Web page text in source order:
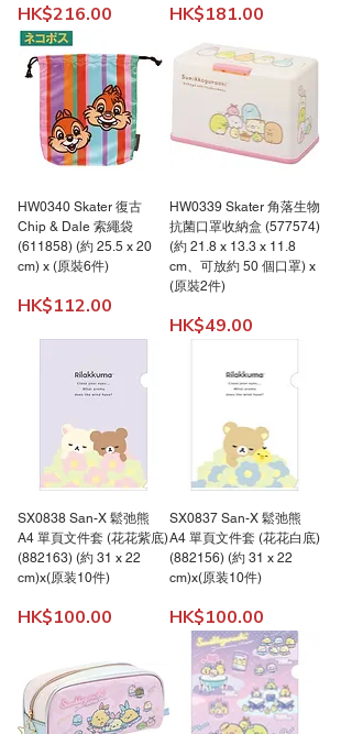
價格
HK$216.00 價格
HK$181.00
HW0340 Skater 復古
Chip & Dale 索繩袋
(611858) (約 25.5 x 20
cm) x (原裝6件)
價格
HK$112.00
HW0339 Skater 角落生物
抗菌口罩收納盒 (577574)
(約 21.8 x 13.3 x 11.8
cm、可放約 50 個口罩) x
(原裝2件)
價格
HK$49.00
SX0838 San-X 鬆弛熊
A4 單頁文件套 (花花紫底)
(882163) (約 31 x 22
cm)x(原装10件)
價格
HK$100.00
SX0837 San-X 鬆弛熊
A4 單頁文件套 (花花白底)
(882156) (約 31 x 22
cm)x(原装10件)
價格
HK$100.00